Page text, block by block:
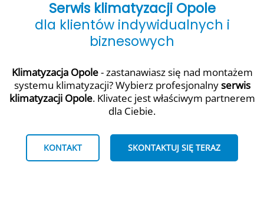
Serwis klimatyzacji Opole
dla klientów indywidualnych i
biznesowych
Klimatyzacja Opole- zastanawiasz się nad montażem
systemu klimatyzacji? Wybierz profesjonalnyserwis
klimatyzacji Opole. Klivatec jest właściwym partnerem
dla Ciebie.
KONTAKT SKONTAKTUJ SIĘ TERAZ